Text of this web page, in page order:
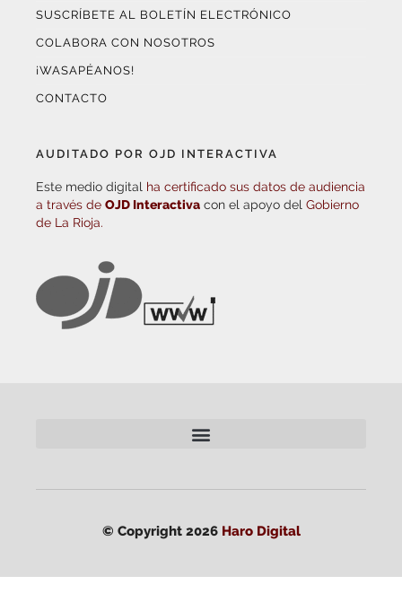
SUSCRÍBETE AL BOLETÍN ELECTRÓNICO
COLABORA CON NOSOTROS
¡WASAPÉANOS!
CONTACTO
AUDITADO POR OJD INTERACTIVA
Este medio digital ha certificado sus datos de audiencia
a través de OJD Interactiva con el apoyo del Gobierno
de La Rioja.
© Copyright 2026 Haro Digital